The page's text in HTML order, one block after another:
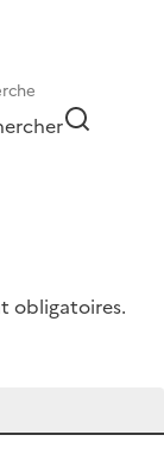
obligatoires.